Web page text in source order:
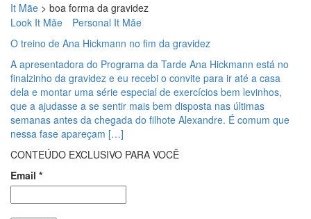
It Mãe > boa forma da gravidez
Look It Mãe
Personal It Mãe
O treino de Ana Hickmann no fim da gravidez
A apresentadora do Programa da Tarde Ana Hickmann está no
finalzinho da gravidez e eu recebi o convite para ir até a casa
dela e montar uma série especial de exercícios bem levinhos,
que a ajudasse a se sentir mais bem disposta nas últimas
semanas antes da chegada do filhote Alexandre. É comum que
nessa fase apareçam […]
CONTEÚDO EXCLUSIVO PARA VOCÊ
Email *